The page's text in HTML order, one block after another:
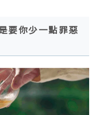
要你少一點罪惡